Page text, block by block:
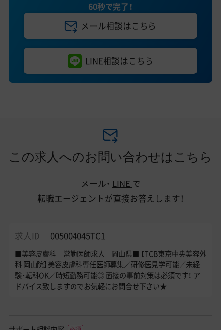
60秒で完了！
メール相談はこちら
LINE相談はこちら
この求人へのお問い合わせはこちら
メール・ LINE で
転職エージェントが直接お答えします！
求人ID 005004045TC1
■美容皮膚科 常勤医師求人 岡山県■ 【TCB東京中央美容外
科 岡山院】美容皮膚科専任医師募集／研修医見学可能／未経
験・転科OK／時短勤務可能◎ 面接の事前対策は必須です！ ア
ドバイス致しますのでお気軽にお問合せ下さい★